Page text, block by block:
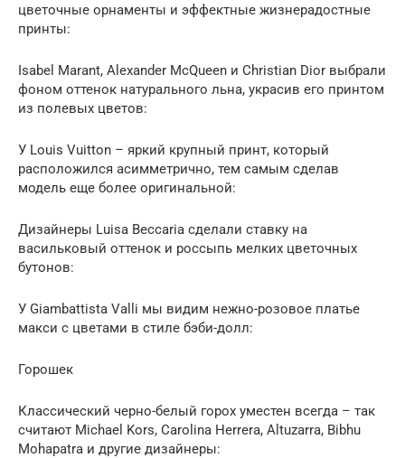
цветочные орнаменты и эффектные жизнерадостные
принты:
Isabel Marant, Alexander McQueen и Christian Dior выбрали
фоном оттенок натурального льна, украсив его принтом
из полевых цветов:
У Louis Vuitton – яркий крупный принт, который
расположился асимметрично, тем самым сделав
модель еще более оригинальной:
Дизайнеры Luisa Beccaria сделали ставку на
васильковый оттенок и россыпь мелких цветочных
бутонов:
У Giambattista Valli мы видим нежно-розовое платье
макси с цветами в стиле бэби-долл:
Горошек
Классический черно-белый горох уместен всегда – так
считают Michael Kors, Carolina Herrera, Altuzarra, Bibhu
Mohapatra и другие дизайнеры: